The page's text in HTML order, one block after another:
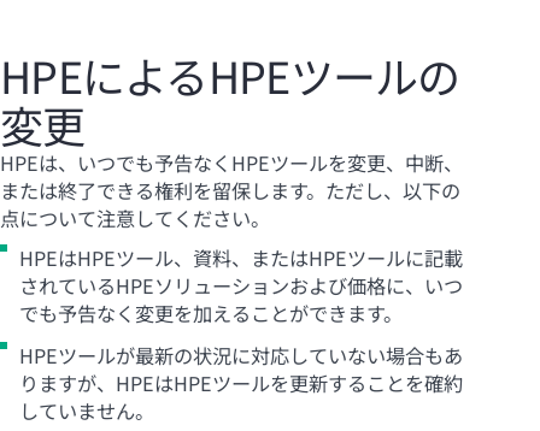
HPEによるHPEツールの
変更
HPEは、いつでも予告なくHPEツールを変更、中断、
または終了できる権利を留保します。ただし、以下の
点について注意してください。
HPEはHPEツール、資料、またはHPEツールに記載
されているHPEソリューションおよび価格に、いつ
でも予告なく変更を加えることができます。
HPEツールが最新の状況に対応していない場合もあ
りますが、HPEはHPEツールを更新することを確約
していません。